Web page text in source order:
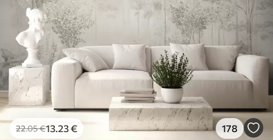
22.05€13.23€ 178